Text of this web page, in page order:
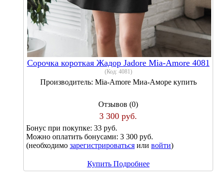
Сорочка короткая Жадор Jadore Mia-Amore 4081
(Код: 4081)
Производитель: Mia-Amore Миа-Аморе купить
Отзывов (0)
3 300 руб.
Бонус при покупке: 33 руб.
Можно оплатить бонусами: 3 300 руб.
(необходимо зарегистрироваться или войти)
Купить Подробнее